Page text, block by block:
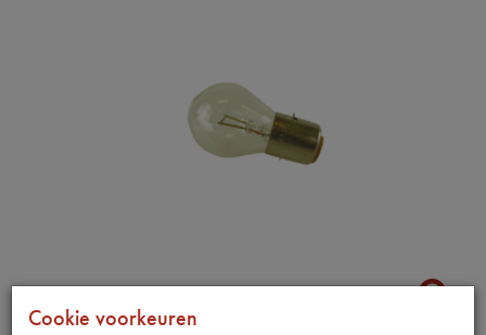
Cookie voorkeuren